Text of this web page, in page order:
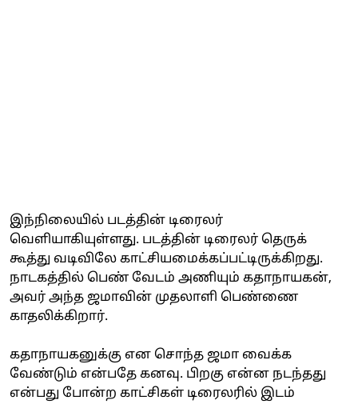
இந்நிலையில் படத்தின் டிரைலர்
வெளியாகியுள்ளது. படத்தின் டிரைலர் தெருக்
கூத்து வடிவிலே காட்சியமைக்கப்பட்டிருக்கிறது.
நாடகத்தில் பெண் வேடம் அணியும் கதாநாயகன்,
அவர் அந்த ஜமாவின் முதலாளி பெண்ணை
காதலிக்கிறார்.
கதாநாயகனுக்கு என சொந்த ஜமா வைக்க
வேண்டும் என்பதே கனவு. பிறகு என்ன நடந்தது
என்பது போன்ற காட்சிகள் டிரைலரில் இடம்